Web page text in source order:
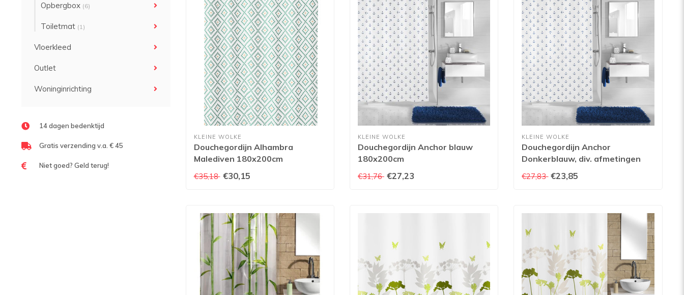
Opbergbox (6)
Toiletmat (1)
Vloerkleed
Outlet
Woninginrichting
14 dagen bedenktijd
Gratis verzending v.a. € 45
Niet goed? Geld terug!
KLEINE WOLKE
Douchegordijn Alhambra
Malediven 180x200cm
€35,18 €30,15
KLEINE WOLKE
Douchegordijn Anchor blauw
180x200cm
€31,76 €27,23
KLEINE WOLKE
Douchegordijn Anchor
Donkerblauw, div. afmetingen
€27,83 €23,85